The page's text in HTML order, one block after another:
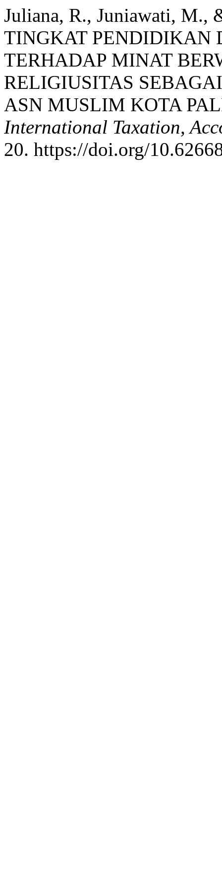
Juliana, R., Juniawati, M.,
TINGKAT PENDIDIKAN
TERHADAP MINAT
RELIGIUSITAS
ASN MUSLIM KOTA
International Taxation,
20. https://doi.org/